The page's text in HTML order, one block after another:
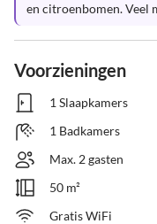
en citroenbomen. Veel
Voorzieningen
1 Slaapkamers
1 Badkamers
Max. 2 gasten
50 m²
Gratis WiFi